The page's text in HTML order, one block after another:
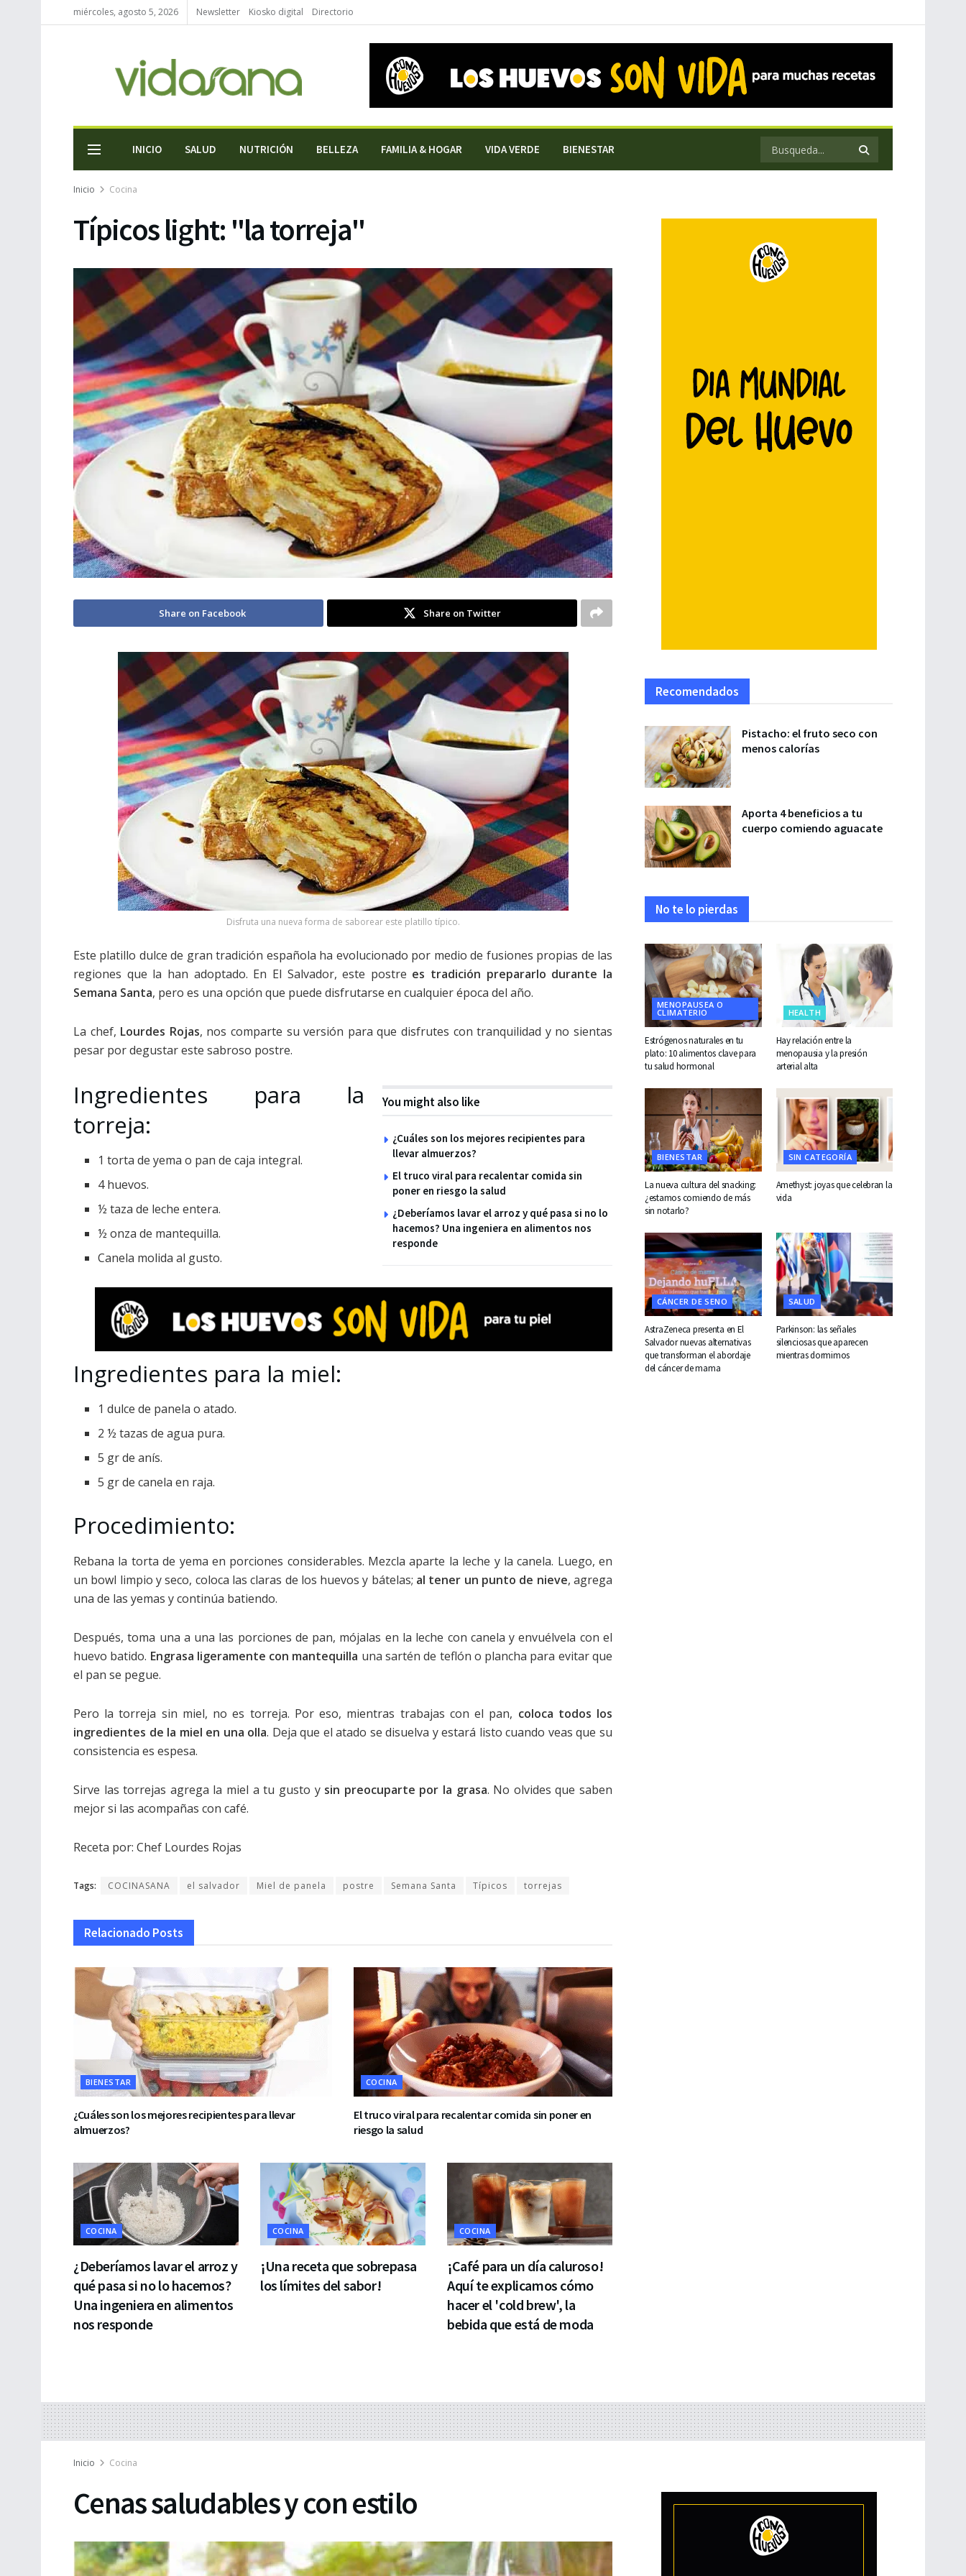
miércoles, agosto 5, 2026 Newsletter Kiosko digital Directorio
INICIO SALUD NUTRICIÓN BELLEZA FAMILIA & HOGAR VIDA VERDE BIENESTAR
Inicio Cocina
Típicos light: "la torreja"
Share on Facebook Share on Twitter
Disfruta una nueva forma de saborear este platillo típico.
Este platillo dulce de gran tradición española ha evolucionado por medio de fusiones propias de las
regiones que la han adoptado. En El Salvador, este postre es tradición prepararlo durante la
Semana Santa, pero es una opción que puede disfrutarse en cualquier época del año.
La chef, Lourdes Rojas, nos comparte su versión para que disfrutes con tranquilidad y no sientas
pesar por degustar este sabroso postre.
You might also like
¿Cuáles son los mejores recipientes para
llevar almuerzos?
El truco viral para recalentar comida sin
poner en riesgo la salud
¿Deberíamos lavar el arroz y qué pasa si no lo
hacemos? Una ingeniera en alimentos nos
responde
Ingredientes para la
torreja:
1 torta de yema o pan de caja integral.
4 huevos.
½ taza de leche entera.
½ onza de mantequilla.
Canela molida al gusto.
Ingredientes para la miel:
1 dulce de panela o atado.
2 ½ tazas de agua pura.
5 gr de anís.
5 gr de canela en raja.
Procedimiento:
Rebana la torta de yema en porciones considerables. Mezcla aparte la leche y la canela. Luego, en
un bowl limpio y seco, coloca las claras de los huevos y bátelas; al tener un punto de nieve, agrega
una de las yemas y continúa batiendo.
Después, toma una a una las porciones de pan, mójalas en la leche con canela y envuélvela con el
huevo batido. Engrasa ligeramente con mantequilla una sartén de teflón o plancha para evitar que
el pan se pegue.
Pero la torreja sin miel, no es torreja. Por eso, mientras trabajas con el pan, coloca todos los
ingredientes de la miel en una olla. Deja que el atado se disuelva y estará listo cuando veas que su
consistencia es espesa.
Sirve las torrejas agrega la miel a tu gusto y sin preocuparte por la grasa. No olvides que saben
mejor si las acompañas con café.
Receta por: Chef Lourdes Rojas
Tags: COCINASANA el salvador Miel de panela postre Semana Santa Típicos torrejas
Relacionado Posts
BIENESTAR
¿Cuáles son los mejores recipientes para llevar
almuerzos?
COCINA
El truco viral para recalentar comida sin poner en
riesgo la salud
COCINA
¿Deberíamos lavar el arroz y
qué pasa si no lo hacemos?
Una ingeniera en alimentos
nos responde
COCINA
¡Una receta que sobrepasa
los límites del sabor!
COCINA
¡Café para un día caluroso!
Aquí te explicamos cómo
hacer el 'cold brew', la
bebida que está de moda
Recomendados
Pistacho: el fruto seco con
menos calorías
Aporta 4 beneficios a tu
cuerpo comiendo aguacate
No te lo pierdas
MENOPAUSEA O
CLIMATERIO
Estrógenos naturales en tu
plato: 10 alimentos clave para
tu salud hormonal
HEALTH
Hay relación entre la
menopausia y la presión
arterial alta
BIENESTAR
La nueva cultura del snacking:
¿estamos comiendo de más
sin notarlo?
SIN CATEGORÍA
Amethyst: joyas que celebran la
vida
CÁNCER DE SENO
AstraZeneca presenta en El
Salvador nuevas alternativas
que transforman el abordaje
del cáncer de mama
SALUD
Parkinson: las señales
silenciosas que aparecen
mientras dormimos
Inicio Cocina
Cenas saludables y con estilo